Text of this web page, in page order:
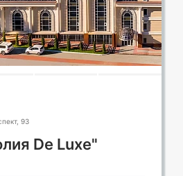
93
De Luxe"